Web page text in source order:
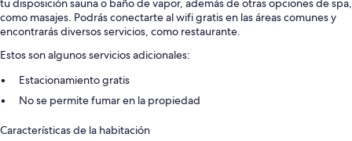
tu disposición sauna o baño de vapor, además de otras opciones de spa,
como masajes. Podrás conectarte al wifi gratis en las áreas comunes y
encontrarás diversos servicios, como restaurante.
Estos son algunos servicios adicionales:
Estacionamiento gratis
No se permite fumar en la propiedad
Características de la habitación